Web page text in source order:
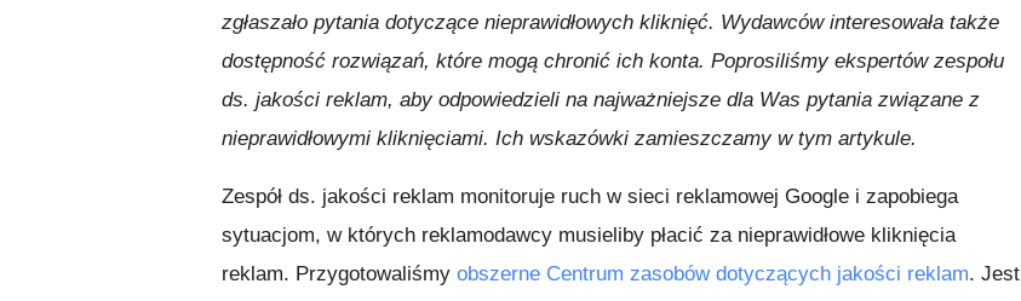
zgłaszało pytania dotyczące nieprawidłowych kliknięć. Wydawców interesowała także
dostępność rozwiązań, które mogą chronić ich konta. Poprosiliśmy ekspertów zespołu
ds. jakości reklam, aby odpowiedzieli na najważniejsze dla Was pytania związane z
nieprawidłowymi kliknięciami. Ich wskazówki zamieszczamy w tym artykule.
Zespół ds. jakości reklam monitoruje ruch w sieci reklamowej Google i zapobiega
sytuacjom, w których reklamodawcy musieliby płacić za nieprawidłowe kliknięcia
reklam. Przygotowaliśmy obszerne Centrum zasobów dotyczących jakości reklam. Jest